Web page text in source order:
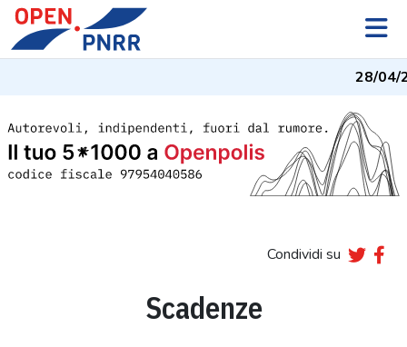
28/04/
Condividi su
Scadenze